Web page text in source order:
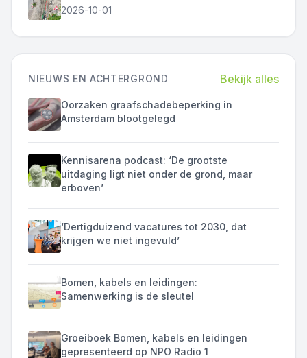
2026-10-01
NIEUWS EN ACHTERGROND Bekijk alles
Oorzaken graafschadebeperking in
Amsterdam blootgelegd
Kennisarena podcast: ‘De grootste
uitdaging ligt niet onder de grond, maar
erboven’
‘Dertigduizend vacatures tot 2030, dat
krijgen we niet ingevuld’
Bomen, kabels en leidingen:
Samenwerking is de sleutel
Groeiboek Bomen, kabels en leidingen
gepresenteerd op NPO Radio 1